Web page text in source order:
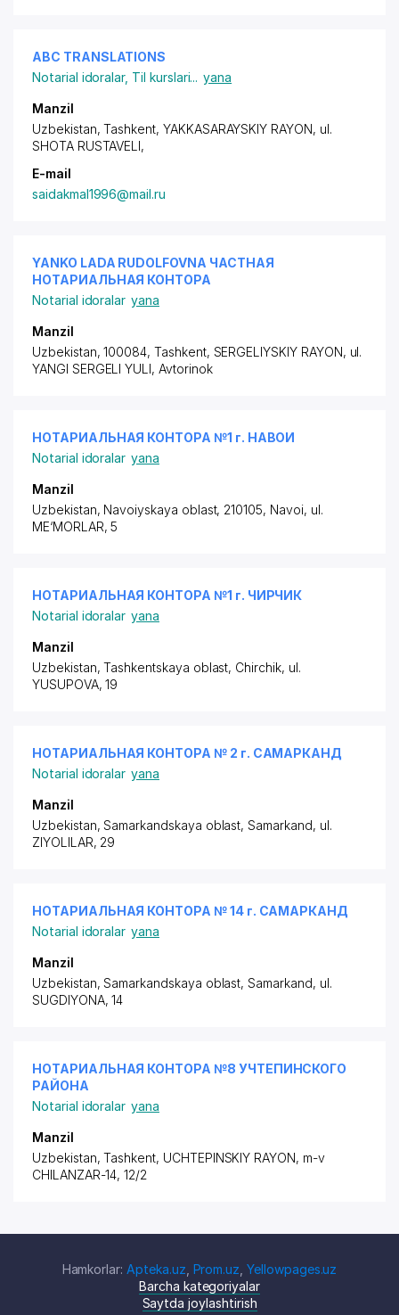
ABC TRANSLATIONS
Notarial idoralar, Til kurslari... yana
Manzil
Uzbekistan,Tashkent, YAKKASARAYSKIY RAYON, ul.
SHOTA RUSTAVELI,
E-mail
saidakmal1996@mail.ru
YANKO LADA RUDOLFOVNA ЧАСТНАЯ
НОТАРИАЛЬНАЯ КОНТОРА
Notarial idoralar yana
Manzil
Uzbekistan, 100084, Tashkent, SERGELIYSKIY RAYON, ul.
YANGI SERGELI YULI, Avtorinok
НОТАРИАЛЬНАЯ КОНТОРА №1 г. НАВОИ
Notarial idoralar yana
Manzil
Uzbekistan, Navoiyskaya oblast, 210105, Navoi, ul.
ME‘MORLAR, 5
НОТАРИАЛЬНАЯ КОНТОРА №1 г. ЧИРЧИК
Notarial idoralar yana
Manzil
Uzbekistan, Tashkentskaya oblast, Chirchik, ul.
YUSUPOVA, 19
НОТАРИАЛЬНАЯ КОНТОРА № 2 г. САМАРКАНД
Notarial idoralar yana
Manzil
Uzbekistan, Samarkandskaya oblast, Samarkand, ul.
ZIYOLILAR, 29
НОТАРИАЛЬНАЯ КОНТОРА № 14 г. САМАРКАНД
Notarial idoralar yana
Manzil
Uzbekistan, Samarkandskaya oblast, Samarkand, ul.
SUGDIYONA, 14
НОТАРИАЛЬНАЯ КОНТОРА №8 УЧТЕПИНСКОГО
РАЙОНА
Notarial idoralar yana
Manzil
Uzbekistan, Tashkent, UCHTEPINSKIY RAYON, m-v
CHILANZAR-14, 12/2
Hamkorlar: Apteka.uz Prom.uz ,Yellowpages.uz
Barcha kategoriyalar
Saytda joylashtirish